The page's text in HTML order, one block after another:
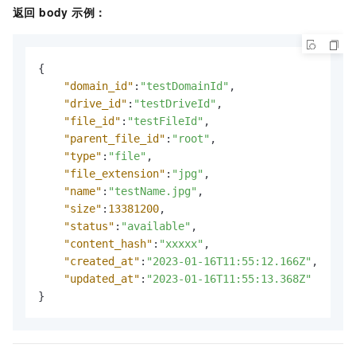
返回 body 示例：
{
"domain_id" : "testDomainId" ,
"drive_id" : "testDriveId" ,
"file_id" : "testFileId" ,
"parent_file_id" : "root" ,
"type" : "file" ,
"file_extension" : "jpg" ,
"name" : "testName.jpg" ,
"size" : 13381200,
"status" : "available" ,
"content_hash" : "xxxxx" ,
"created_at" : "2023-01-16T11:55:12.166Z" ,
"updated_at" : "2023-01-16T11:55:13.368Z"
}